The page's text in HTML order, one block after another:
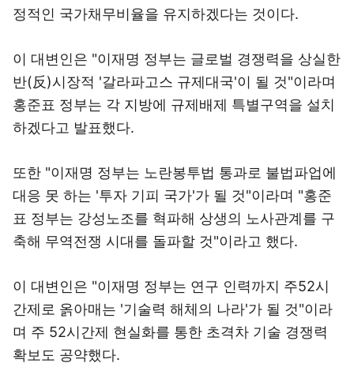
정적인 국가채무비율을 유지하겠다는 것이다.
이 대변인은 "이재명 정부는 글로벌 경쟁력을 상실한
반(反)시장적 '갈라파고스 규제대국'이 될 것"이라며
홍준표 정부는 각 지방에 규제배제 특별구역을 설치
하겠다고 발표했다.
또한 "이재명 정부는 노란봉투법 통과로 불법파업에
대응 못 하는 '투자 기피 국가'가 될 것"이라며 "홍준
표 정부는 강성노조를 혁파해 상생의 노사관계를 구
축해 무역전쟁 시대를 돌파할 것"이라고 했다.
이 대변인은 "이재명 정부는 연구 인력까지 주52시
간제로 옭아매는 '기술력 해체의 나라'가 될 것"이라
며 주 52시간제 현실화를 통한 초격차 기술 경쟁력
확보도 공약했다.